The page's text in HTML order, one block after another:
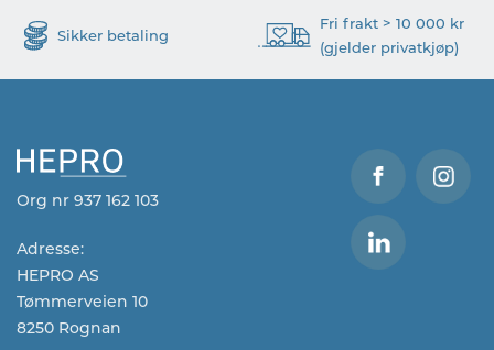
Sikker betaling
Fri frakt > 10 000 kr
(gjelder privatkjøp)
Org nr 937 162 103
Adresse:
HEPRO AS
Tømmerveien 10
8250 Rognan